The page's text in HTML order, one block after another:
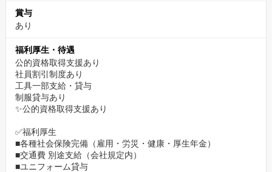
賞与
あり
福利厚生・待遇
公的資格取得支援あり
社員割引制度あり
工具一部支給・貸与
制服貸与あり
✨公的資格取得支援あり
✅福利厚生
■各種社会保険完備（雇用・労災・健康・厚生年金）
■交通費 別途支給（会社規定内）
■ユニフォーム貸与